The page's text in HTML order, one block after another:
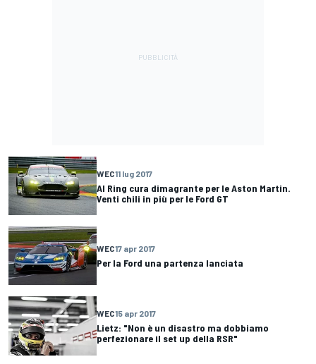
WEC11 lug 2017
Al Ring cura dimagrante per le Aston Martin.
Venti chili in più per le Ford GT
WEC17 apr 2017
Per la Ford una partenza lanciata
WEC15 apr 2017
Lietz: "Non è un disastro ma dobbiamo
perfezionare il set up della RSR"